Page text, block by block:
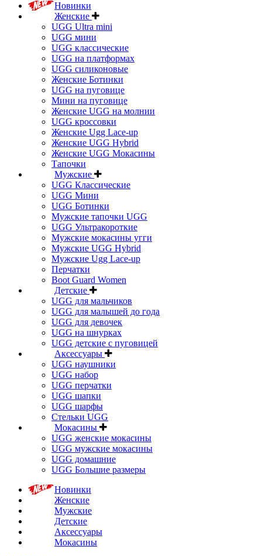
Новинки
Женские
UGG Ultra mini
UGG мини
UGG классические
UGG на платформах
UGG силиконовые
Женские Ботинки
UGG на пуговице
Мини на пуговице
Женские UGG на молнии
UGG кроссовки
Женские Ugg Lace-up
Женские UGG Hybrid
Женские UGG Мокасины
Тапочки
Мужские
UGG Классические
UGG Мини
UGG Ботинки
Мужские тапочки UGG
UGG Ультракороткие
Мужские мокасины угги
Мужские UGG Hybrid
Мужские Ugg Lace-up
Перчатки
Boot Guard Women
Детские
UGG для мальчиков
UGG для малышей до года
UGG для девочек
UGG на шнурках
UGG детские с пуговицей
Аксессуары
UGG наушники
UGG набор
UGG перчатки
UGG шапки
UGG шарфы
Стельки UGG
Мокасины
UGG женские мокасины
UGG мужские мокасины
UGG домашние
UGG Большие размеры
Новинки
Женские
Мужские
Детские
Аксессуары
Мокасины